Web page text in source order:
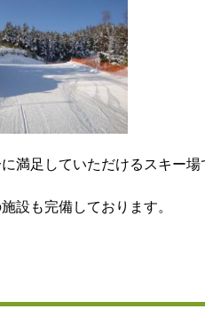
満足していただけるスキー場
設も完備しております。